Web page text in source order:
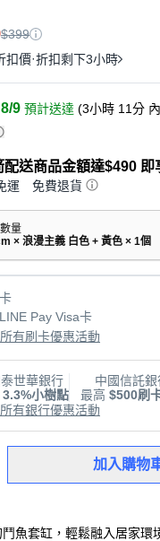
$399
扣價·折扣剩下3小時
9 預計送達 (3小時 11分
配送商品金額達$490 即
運 免費退貨
量
× 浪漫主義 白色 + 黃色 × 1個
Pay Visa卡
有刷卡優惠活動
泰世華銀行
3.3%小樹點
中國信託銀
最高 $500刷
有銀行優惠活動
加入購物
魚套缸，輕鬆融入居家環